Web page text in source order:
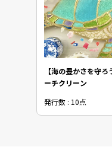
【海の豊かさを守
ーチクリーン
発行数 : 10点